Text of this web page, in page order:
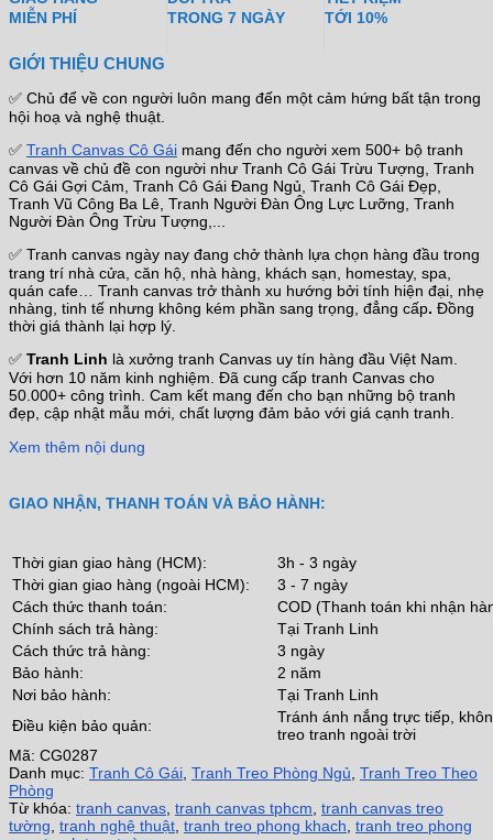
MIỄN PHÍ
TRONG 7 NGÀY
TỚI 10%
GIỚI THIỆU CHUNG
✅ Chủ để về con người luôn mang đến một cảm hứng bất tận trong
hội hoạ và nghệ thuật.
✅ Tranh Canvas Cô Gái mang đến cho người xem 500+ bộ tranh
canvas về chủ đề con người như Tranh Cô Gái Trừu Tượng, Tranh
Cô Gái Gợi Cảm, Tranh Cô Gái Đang Ngủ, Tranh Cô Gái Đẹp,
Tranh Vũ Công Ba Lê, Tranh Người Đàn Ông Lực Lưỡng, Tranh
Người Đàn Ông Trừu Tượng,...
✅ Tranh canvas ngày nay đang chở thành lựa chọn hàng đầu trong
trang trí nhà cửa, căn hộ, nhà hàng, khách sạn, homestay, spa,
quán cafe… Tranh canvas trở thành xu hướng bởi tính hiện đại, nhẹ
nhàng, tinh tế nhưng không kém phần sang trọng, đẳng cấp. Đồng
thời giá thành lại hợp lý.
✅ Tranh Linh là xưởng tranh Canvas uy tín hàng đầu Việt Nam.
Với hơn 10 năm kinh nghiệm. Đã cung cấp tranh Canvas cho
50.000+ công trình. Cam kết mang đến cho bạn những bộ tranh
đẹp, cập nhật mẫu mới, chất lượng đảm bảo với giá cạnh tranh.
Xem thêm nội dung
GIAO NHẬN, THANH TOÁN VÀ BẢO HÀNH:
Thời gian giao hàng (HCM):
3h - 3 ngày
Thời gian giao hàng (ngoài HCM):
3 - 7 ngày
Cách thức thanh toán:
COD (Thanh toán khi nhận
Chính sách trả hàng:
Tại Tranh Linh
Cách thức trả hàng:
3 ngày
Bảo hành:
2 năm
Nơi bảo hành:
Tại Tranh Linh
Điều kiện bảo quản:
Tránh ánh nắng trực tiếp,
treo tranh ngoài trời
Mã: CG0287
Danh mục: Tranh Cô Gái Tranh Treo Phòng Ngủ Tranh Treo Theo
Phòng
Từ khóa: tranh canvas tranh canvas tphcm tranh canvas treo
tường tranh nghệ thuật tranh treo phong khach tranh treo phong